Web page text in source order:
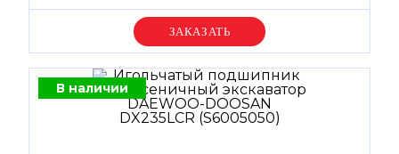
Уточняйте цену
В наличии